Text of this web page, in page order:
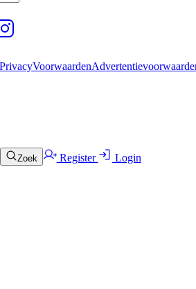
PrivacyVoorwaarden
Zoek Register Login